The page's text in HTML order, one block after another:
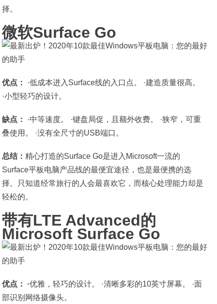
择。
微软Surface Go
优点：
·低成本进入Surface线的入口点。 ·建造质量很高。
·小型轻巧的设计。
缺点：
·中等速度。 ·键盘局促，且额外收费。 ·狭窄，可重
叠使用。 ·没有全尺寸的USB端口。
总结：精心打造的Surface Go是进入Microsoft一流的
Surface平板电脑产品线的最便宜途径，也是最便携的选
择。只知道经常旅行的人会最喜欢它，而核心处理能力却是
轻松的。
带有LTE Advanced的
Microsoft Surface Go
优点： ·优雅，轻巧的设计。 ·清晰多彩的10英寸屏幕。 ·面
部识别网络摄像头。